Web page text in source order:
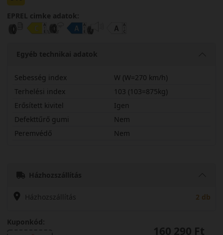
EPREL cimke adatok:
Egyéb technikai adatok
Sebesség index
W (W=270 km/h)
Terhelési index
103 (103=875kg)
Erősített kivitel
Igen
Defekttűrő gumi
Nem
Peremvédő
Nem
Házhozszállítás
Házhozszállítás 2 db
Kuponkód:
160 290 Ft